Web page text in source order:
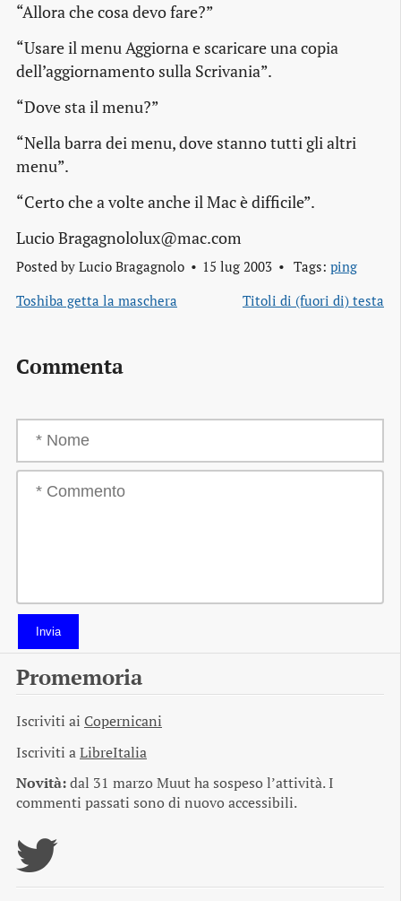
“Allora che cosa devo fare?”
“Usare il menu Aggiorna e scaricare una copia
dell’aggiornamento sulla Scrivania”.
“Dove sta il menu?”
“Nella barra dei menu, dove stanno tutti gli altri
menu”.
“Certo che a volte anche il Mac è difficile”.
Lucio Bragagnololux@mac.com
Posted by Lucio Bragagnolo 15 lug 2003 Tags: ping
Toshiba getta la maschera
Titoli di (fuori di) testa
Commenta
Invia
Promemoria
Iscriviti ai Copernicani
Iscriviti aLibreItalia
Novità:dal 31 marzo Muut ha sospeso l’attività. I
commenti passati sono di nuovo accessibili.